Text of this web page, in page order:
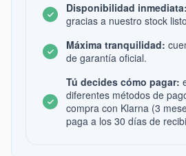
Disponibilidad inmediata:
gracias a nuestro stock
Máxima tranquilidad:
de garantía oficial.
Tú decides cómo pagar:
diferentes métodos de
compra con Klarna (3
paga a los 30 días de